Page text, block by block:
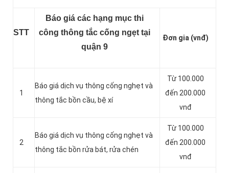
STT
Báo giá các hạng mục thi
công thông tắc cống ngẹt tại
quận 9
Đơn gia (vnđ)
1
Báo giá dịch vụ thông cống nghẹt và
thông tắc bồn cầu, bệ xí
Từ 100.000
đến 200.000
vnđ
2
Báo giá dịch vụ thông cống nghẹt và
thông tắc bồn rửa bát, rửa chén
Từ 100.000
đến 200.000
vnđ